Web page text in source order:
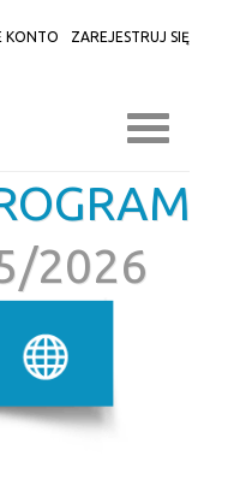
KONTO ZAREJESTRUJ SIĘ
2026